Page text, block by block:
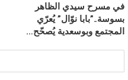
في مسرح سيدي الظاهر
بسوسة..”بابا نوّال” يُعرّي
المجتمع وبوسعدية يُصحّح…